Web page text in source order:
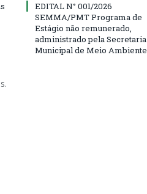
EDITAL N° 001/2026
SEMMA/PMT Programa de
Estágio não remunerado,
administrado pela Secretaria
Municipal de Meio Ambiente